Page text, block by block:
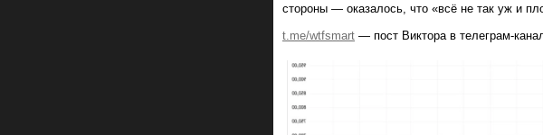
стороны — оказалось, что «всё не так уж и
t.me/wtfsmart — пост Виктора в телеграм-